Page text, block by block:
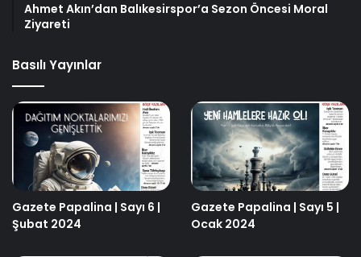
Ahmet Akın’dan Balıkesirspor’a Sezon Öncesi Moral
Ziyareti
Basılı Yayınlar
Gazete Papalina | Sayı 6 |
Şubat 2024
Gazete Papalina | Sayı 5 |
Ocak 2024